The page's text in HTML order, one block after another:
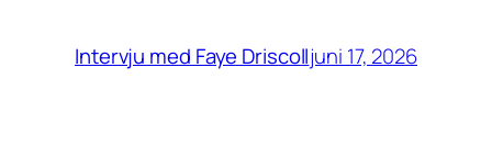
Intervju med Faye Driscolljuni 17, 2026